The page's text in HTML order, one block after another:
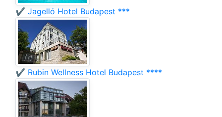
✔️ Jagelló Hotel Budapest ***
✔️ Rubin Wellness Hotel Budapest ****